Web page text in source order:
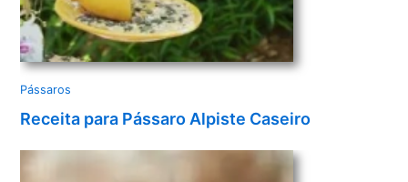
Pássaros
Receita para Pássaro Alpiste Caseiro